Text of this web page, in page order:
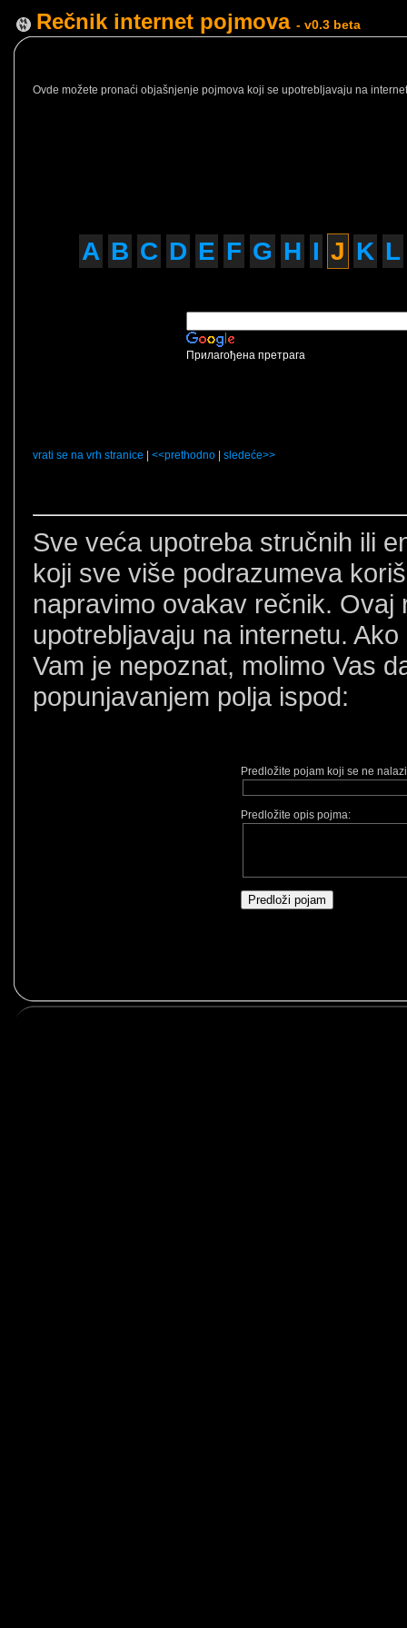
Rečnik internet pojmova - v0.3 beta
Ovde možete pronaći objašnjenje pojmova koji se upotrebljavaju na
A B C D E F G H I J K L
Прилагођена претрага
vrati se na vrh stranice <<prethodno sledeće>>
Sve veća upotreba stručnih ili
koji sve više podrazumeva
napravimo ovakav rečnik.
upotrebljavaju na internetu.
Vam je nepoznat, molimo Vas
popunjavanjem polja ispod:
Predložite pojam koji se ne
Predložite opis pojma: